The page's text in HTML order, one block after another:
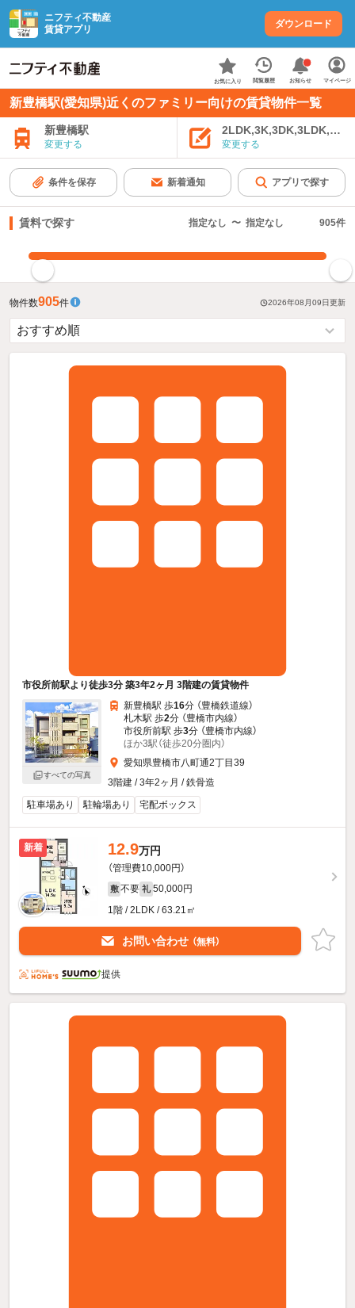
ニフティ不動産
賃貸アプリ
ダウンロード
お気に入り 閲覧履歴 お知らせ マイページ
新豊橋駅(愛知県)近くのファミリー向けの賃貸物件一覧
新豊橋駅
変更する 変更する
条件を保存 新着通知 アプリで探す
賃料で探す 指定なし 〜 指定なし 905件
物件数905件 2026年08月09日更新
市役所前駅より徒歩3分 築3年2ヶ月 3階建の賃貸物件
すべての写真
新豊橋駅 歩16分 （豊橋鉄道線）
札木駅 歩2分 （豊橋市内線）
市役所前駅 歩3分 （豊橋市内線）
ほか3駅（徒歩20分圏内）
愛知県豊橋市八町通2丁目39
3階建 / 3年2ヶ月 / 鉄骨造
駐車場あり
駐輪場あり 宅配ボックス
新着 12.9万円
（管理費10,000円）
敷 不要 礼 50,000円
1階 / 2LDK / 63.21㎡
お問い合わせ （無料）
提供